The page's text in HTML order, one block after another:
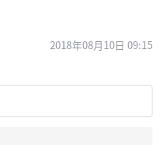
2018年08月10日 09:15